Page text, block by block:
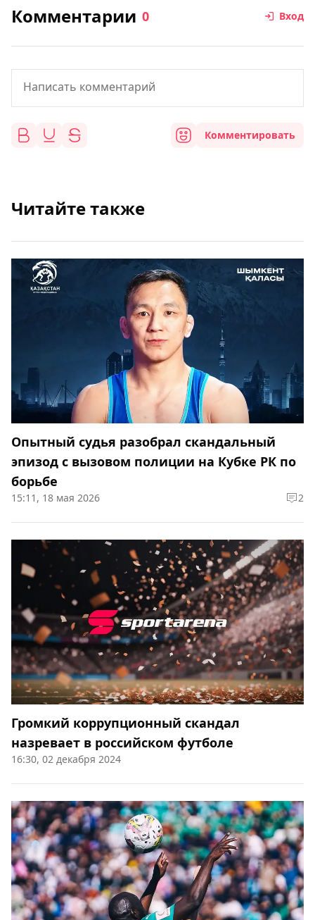
Комментарии 0 Вход
Комментировать
Читайте также
Опытный судья разобрал скандальный
эпизод с вызовом полиции на Кубке РК по
борьбе
15:11, 18 мая 2026 2
Громкий коррупционный скандал
назревает в российском футболе
16:30, 02 декабря 2024